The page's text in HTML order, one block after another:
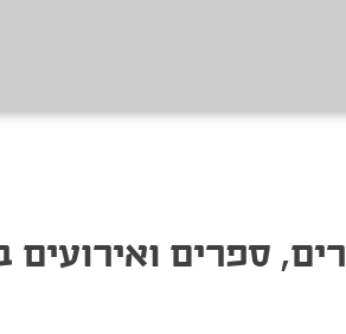
ספרים ואירועים